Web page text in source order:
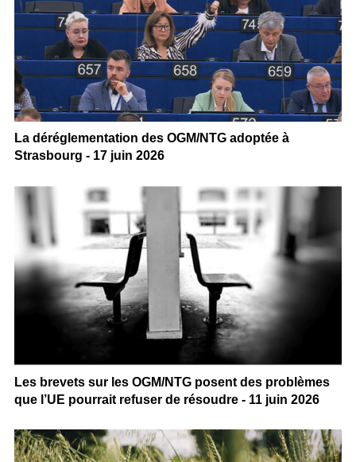
La déréglementation des OGM/NTG adoptée à
Strasbourg - 17 juin 2026
Les brevets sur les OGM/NTG posent des problèmes
que l’UE pourrait refuser de résoudre - 11 juin 2026